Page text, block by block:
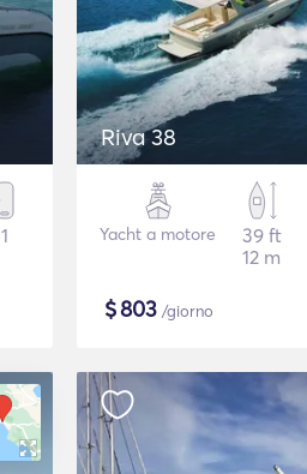
1
Riva 38
Yacht a motore
39 ft
12 m
$803 /giorno